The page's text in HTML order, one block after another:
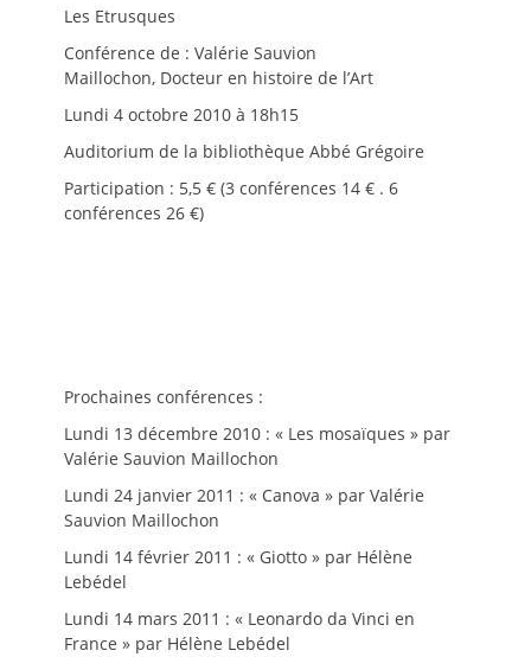
Les Etrusques
Conférence de : Valérie Sauvion
Maillochon, Docteur en histoire de l’Art
Lundi 4 octobre 2010 à 18h15
Auditorium de la bibliothèque Abbé Grégoire
Participation : 5,5 € (3 conférences 14 € . 6
conférences 26 €)
Prochaines conférences :
Lundi 13 décembre 2010 : « Les mosaïques » par
Valérie Sauvion Maillochon
Lundi 24 janvier 2011 : « Canova » par Valérie
Sauvion Maillochon
Lundi 14 février 2011 : « Giotto » par Hélène
Lebédel
Lundi 14 mars 2011 : « Leonardo da Vinci en
France » par Hélène Lebédel